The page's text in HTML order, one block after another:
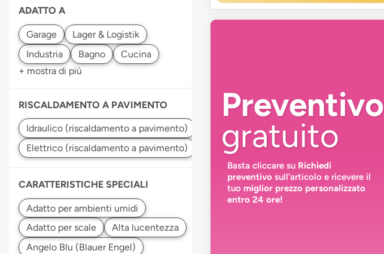
ADATTO A
+ mostra di più
RISCALDAMENTO A PAVIMENTO
CARATTERISTICHE SPECIALI
Preventivo
gratuito
Basta cliccare su Richiedi
preventivo sull’articolo e ricevere il
tuomiglior prezzo personalizzato
entro 24 ore!